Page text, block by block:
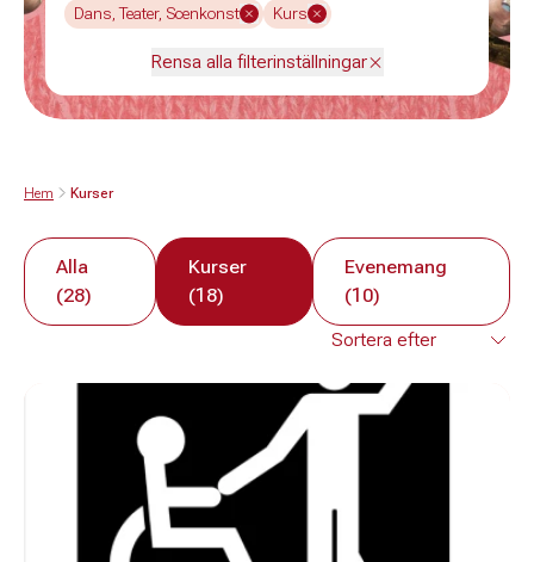
Dans, Teater, Scenkonst Kurs
Rensa alla filterinställningar
Hem Kurser
Alla
(28)
Kurser
(18)
Evenemang
(10)